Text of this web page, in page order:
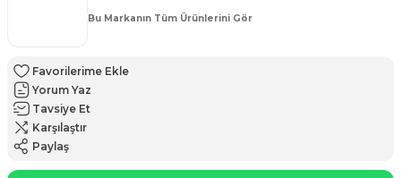
Bu Markanın Tüm Ürünlerini Gör
Yorum Yaz
Tavsiye Et
Karşılaştır
Paylaş